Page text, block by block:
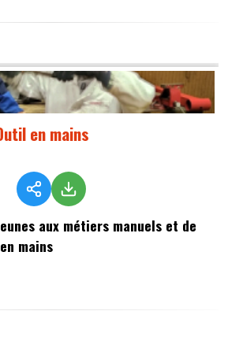
en mains
aux métiers manuels et de
mains